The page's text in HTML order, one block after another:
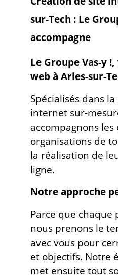
sur-Tech : Le
accompagne
Le Groupe Vas-y
web à Arles-sur-
Spécialisés dans
internet sur-
accompagnons
organisations de
la réalisation de
ligne.
Notre approche
Parce que
nous prenons le
avec vous pour
et objectifs. Notre
met ensuite tout